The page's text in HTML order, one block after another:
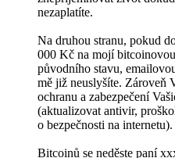
nezaplatíte.
Na druhou stranu, pokud
000 Kč na mojí
původního stavu,
mě již neuslyšíte. Zároveň
ochranu a zabezpečení
(aktualizovat antivir,
o bezpečnosti na internetu).
Bitcoinů se neděste paní